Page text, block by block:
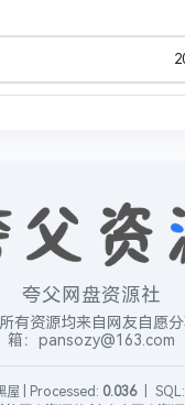
夸父网盘资源社
有资源均来自网友自愿
箱：pansozy@163.com
屋 Processed: 0.036 SQL: